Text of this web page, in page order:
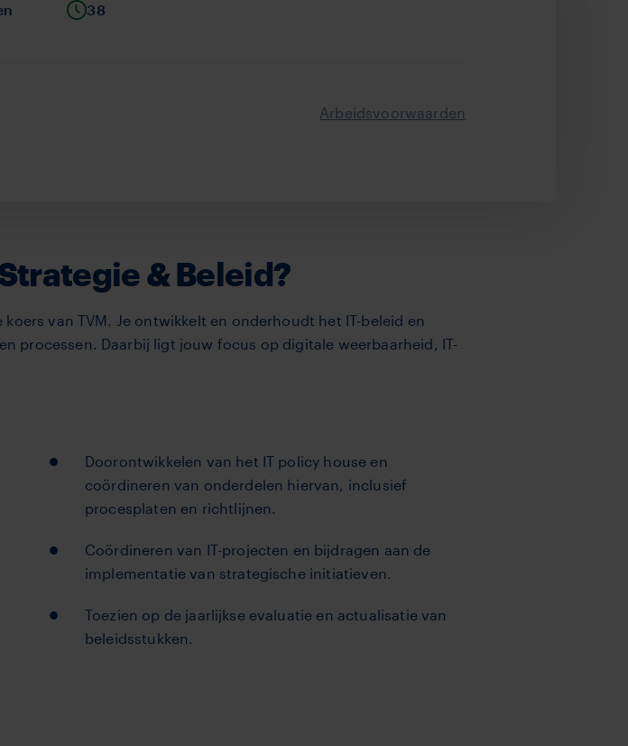
Werkuren
38
Arbeidsvoorwaarden
& Beleid?
van TVM. Je ontwikkelt en onderhoudt het IT-beleid en
processen. Daarbij ligt jouw focus op digitale weerbaarheid, IT-
Doorontwikkelen van het IT policy house en
coördineren van onderdelen hiervan, inclusief
procesplaten en richtlijnen.
Coördineren van IT-projecten en bijdragen aan de
implementatie van strategische initiatieven.
Toezien op de jaarlijkse evaluatie en actualisatie van
beleidsstukken.